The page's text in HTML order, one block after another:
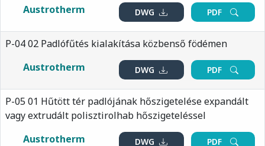
Austrotherm
DWG PDF
P-04 02 Padlófűtés kialakítása közbenső födémen
Austrotherm
DWG PDF
P-05 01 Hűtött tér padlójának hőszigetelése expandált
vagy extrudált polisztirolhab hőszigeteléssel
Austrotherm
DWG PDF